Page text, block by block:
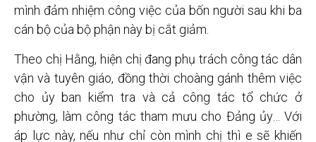
mình đảm nhiệm công việc của bốn người sau khi ba
cán bộ của bộ phận này bị cắt giảm.
Theo chị Hằng, hiện chị đang phụ trách công tác dân
vận và tuyên giáo, đồng thời choàng gánh thêm việc
cho ủy ban kiểm tra và cả công tác tổ chức ở
phường, làm công tác tham mưu cho Đảng ủy… Với
áp lực này, nếu như chỉ còn mình chị thì e sẽ khiến